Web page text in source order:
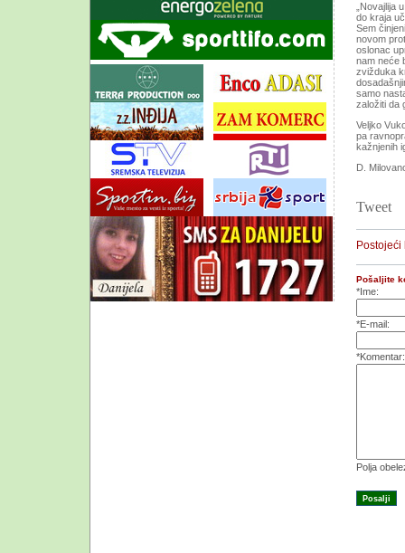
do kraja
Sem
novom
oslonac
nam neće
zvižduka
samo
založiti da
Veljko
pa
kažnjenih
D.
Tweet
Postojeći
Pošaljite
*Ime:
*E-mail:
*Komentar:
Polja